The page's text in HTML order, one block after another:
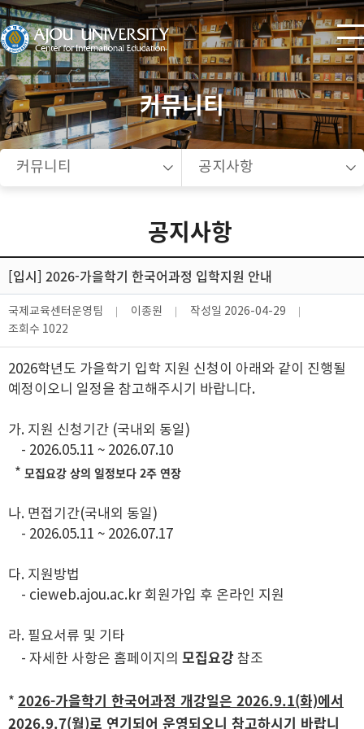
커뮤니티
커뮤니티 공지사항
공지사항
[입시] 2026-가을학기 한국어과정 입학지원 안내
국제교육센터운영팀 이종원 작성일 2026-04-29
조회수 1022
2026학년도 가을학기 입학 지원 신청이 아래와 같이 진행될
예정이오니 일정을 참고해주시기 바랍니다.
가. 지원 신청기간 (국내외 동일)
- 2026.05.11 ~ 2026.07.10
* 모집요강 상의 일정보다 2주 연장
나. 면접기간(국내외 동일)
- 2026.05.11 ~ 2026.07.17
다. 지원방법
- cieweb.ajou.ac.kr 회원가입 후 온라인 지원
라. 필요서류 및 기타
- 자세한 사항은 홈페이지의 모집요강 참조
* 2026-가을학기 한국어과정 개강일은 2026.9.1(화)에서
2026.9.7(월)로 연기되어 운영되오니 참고하시기 바랍니